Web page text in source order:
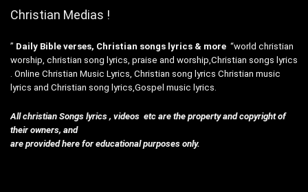
Christian Medias !
” Daily Bible verses, Christian songs lyrics & more “world christian
worship, christian song lyrics, praise and worship,Christian songs lyrics
. Online Christian Music Lyrics, Christian song lyrics Christian music
lyrics and Christian song lyrics,Gospel music lyrics.
All christian Songs lyrics , videos etc are the property and copyright of
their owners, and
are provided here for educational purposes only.